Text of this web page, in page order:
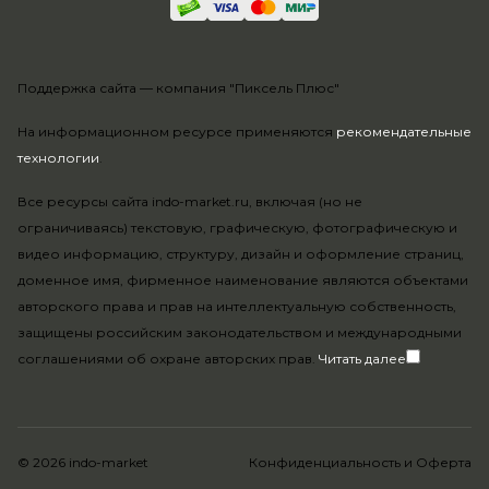
На информационном ресурсе применяются рекомендательные
технологии.
Все ресурсы сайта indo-market.ru, включая (но не
ограничиваясь) текстовую, графическую, фотографическую и
видео информацию, структуру, дизайн и оформление страниц,
доменное имя, фирменное наименование являются объектами
авторского права и прав на интеллектуальную собственность,
защищены российским законодательством и международными
соглашениями об охране авторских прав. Читать далее
Поддержка сайта — компания "Пиксель Плюс"
© 2026 indo-market Конфиденциальность и Оферта